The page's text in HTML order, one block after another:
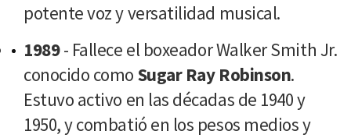
potente voz y versatilidad musical.
1989- Fallece el boxeador Walker Smith Jr.
conocido como Sugar Ray Robinson.
Estuvo activo en las décadas de 1940 y
1950, y combatió en los pesos medios y